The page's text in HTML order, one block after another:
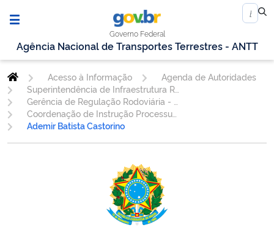
Governo Federal
Agência Nacional de Transportes Terrestres - ANTT
Acesso à Informação
Agenda de Autoridades
Superintendência de Infraestrutura Rodoviária
Coordenação de Instrução Processual - CIPRO
Ademir Batista Castorino